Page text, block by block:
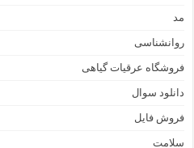
مد
روانشناسی
فروشگاه عرقیات گیاهی
دانلود سوال
فروش فایل
سلامت